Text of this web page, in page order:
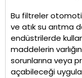
Bu filtreler
ve atık su arıtma
endüstrilerde
maddelerin
sorunlarına veya
açabileceği